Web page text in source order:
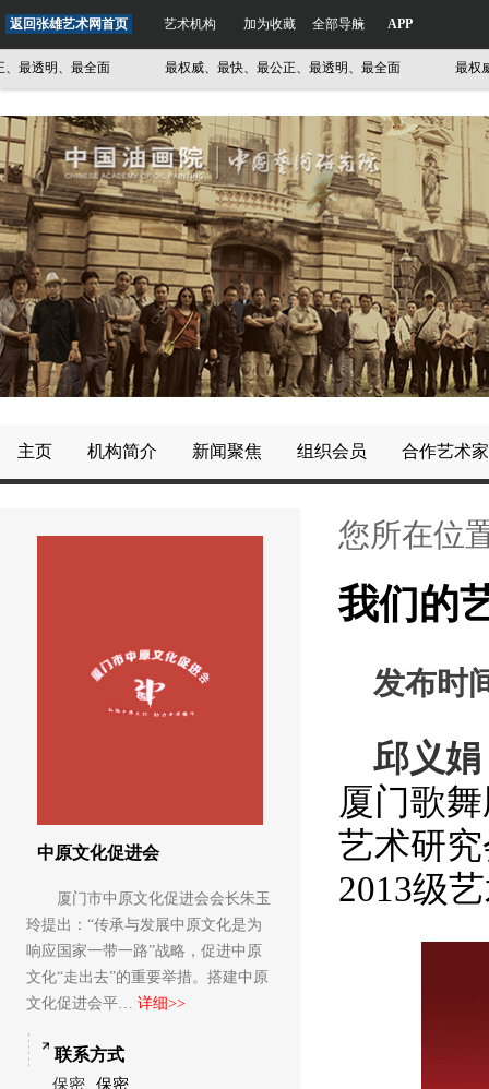
返回张雄艺术网首页 艺术机构 加为收藏 全部导航 APP
最全面 最权威、最快、最公正、最透明、最全面 最权威、最快
主页 机构简介 新闻聚焦 组织会员 合作艺术家
中原文化促进会
厦门市中原文化促进会会长朱玉
玲提出：“传承与发展中原文化是为
响应国家一带一路”战略，促进中原
文化“走出去”的重要举措。搭建中原
文化促进会平… 详细>>
联系方式
保密 保密
您所在位
我们的
发布时
邱义娟
厦门歌
艺术研
2013级